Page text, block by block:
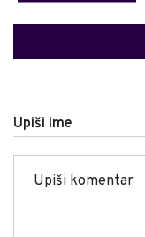
Upiši ime